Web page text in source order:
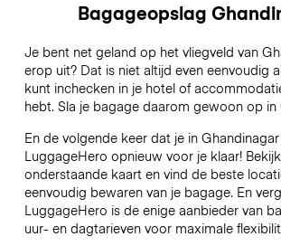
Bagageopslag
Je bent net geland op het vliegveld van
erop uit? Dat is niet altijd even eenvoudig
kunt inchecken in je hotel of
hebt. Sla je bagage daarom gewoon op in
En de volgende keer dat je in
LuggageHero opnieuw voor je klaar!
onderstaande kaart en vind de beste
eenvoudig bewaren van je bagage. En
LuggageHero is de enige aanbieder van
uur- en dagtarieven voor maximale